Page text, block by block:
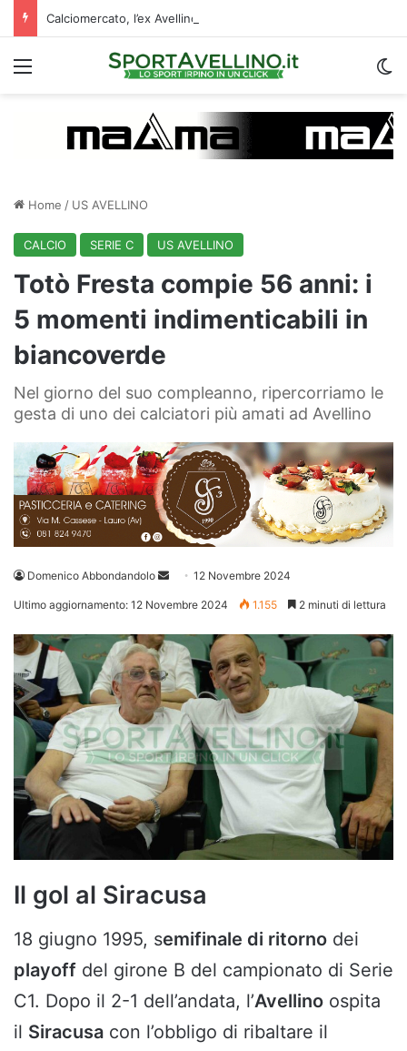
Menu
Home / US AVELLINO
CALCIO SERIE C US AVELLINO
Totò Fresta compie 56 anni: i
5 momenti indimenticabili in
biancoverde
Nel giorno del suo compleanno, ripercorriamo le
gesta di uno dei calciatori più amati ad Avellino
Domenico Abbondandolo
Invia 12 Novembre 2024
Ultimo aggiornamento: 12 Novembre 2024 1.155 2 minuti di lettura
Il gol al Siracusa
18 giugno 1995, semifinale di ritorno dei
playoff del girone B del campionato di Serie
C1. Dopo il 2-1 dell’andata, l’Avellino ospita
il Siracusa con l’obbligo di ribaltare il